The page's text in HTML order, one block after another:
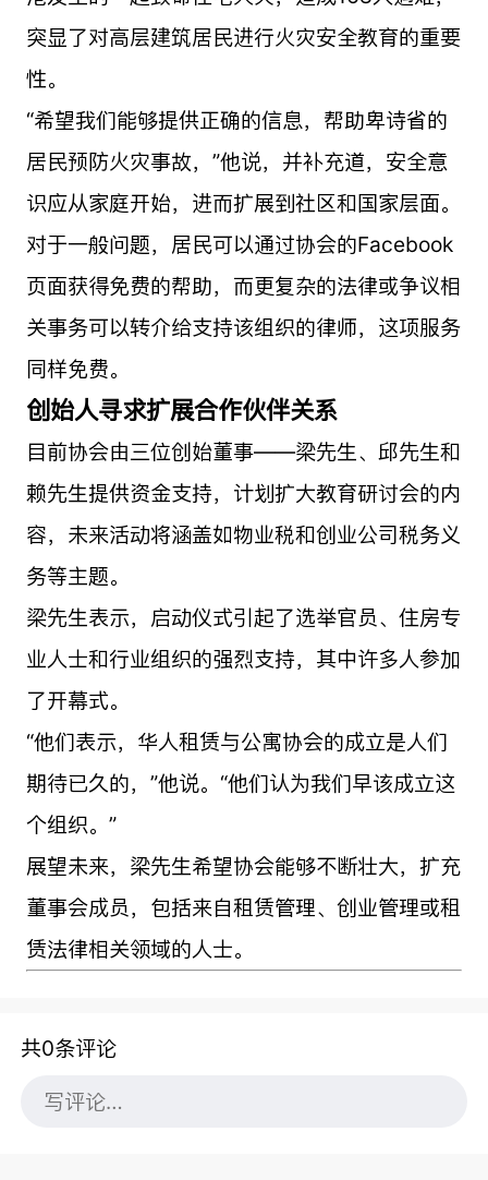
突显了对高层建筑居民进行火灾安全教育的重要
性。
“希望我们能够提供正确的信息，帮助卑诗省的
居民预防火灾事故，”他说，并补充道，安全意
识应从家庭开始，进而扩展到社区和国家层面。
对于一般问题，居民可以通过协会的Facebook
页面获得免费的帮助，而更复杂的法律或争议相
关事务可以转介给支持该组织的律师，这项服务
同样免费。
创始人寻求扩展合作伙伴关系
目前协会由三位创始董事——梁先生、邱先生和
赖先生提供资金支持，计划扩大教育研讨会的内
容，未来活动将涵盖如物业税和创业公司税务义
务等主题。
梁先生表示，启动仪式引起了选举官员、住房专
业人士和行业组织的强烈支持，其中许多人参加
了开幕式。
“他们表示，华人租赁与公寓协会的成立是人们
期待已久的，”他说。“他们认为我们早该成立这
个组织。”
展望未来，梁先生希望协会能够不断壮大，扩充
董事会成员，包括来自租赁管理、创业管理或租
赁法律相关领域的人士。
共0条评论